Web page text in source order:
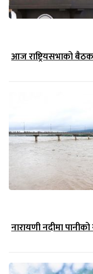
आज राष्ट्रियसभाको
नारायणी नदीमा